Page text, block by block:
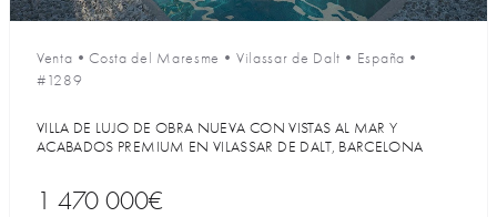
Venta •Costa del Maresme • Vilassar de Dalt • España •
#1289
VILLA DE LUJO DE OBRA NUEVA CON VISTAS AL MAR Y
ACABADOS PREMIUM EN VILASSAR DE DALT, BARCELONA
1 470 000€